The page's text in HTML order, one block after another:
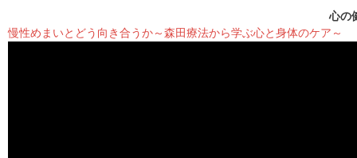
心の
慢性めまいとどう向き合うか～森田療法から学ぶ心と身体のケア～